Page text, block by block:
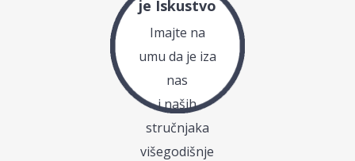
je Iskustvo
Imajte na
umu da je iza
nas
i naših
stručnjaka
višegodišnje